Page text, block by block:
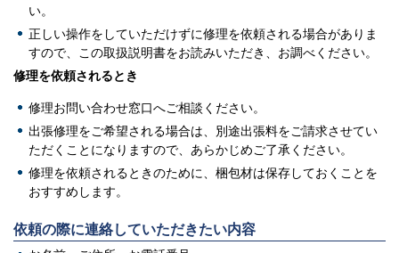
い。
正しい操作をしていただけずに修理を依頼される場合がありま
すので、この取扱説明書をお読みいただき、お調べください。
修理を依頼されるとき
修理お問い合わせ窓口へご相談ください。
出張修理をご希望される場合は、別途出張料をご請求させてい
ただくことになりますので、あらかじめご了承ください。
修理を依頼されるときのために、梱包材は保存しておくことを
おすすめします。
依頼の際に連絡していただきたい内容